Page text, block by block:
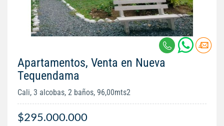
Apartamentos, Venta en Nueva
Tequendama
Cali, 3 alcobas, 2 baños, 96,00mts2
$295.000.000